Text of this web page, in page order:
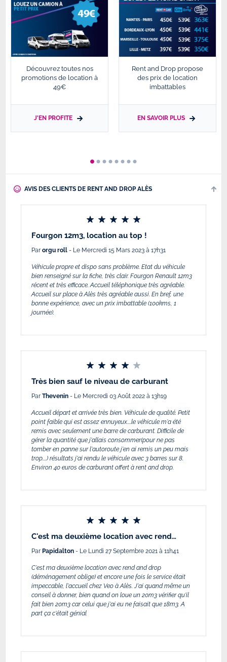
Découvrez toutes nos
promotions de location à
49€
J'EN PROFITE
Rent and Drop propose
des prix de location
imbattables
EN SAVOIR PLUS
AVIS DES CLIENTS DE RENT AND DROP ALÈS
Fourgon 12m3, location au top !
Par orgu roll - Le Mercredi 15 Mars 2023 à 17h31
Véhicule propre et dispo sans problème. Etat du véhicule
bien renseigné sur la fiche, très clair. Fourgon Renault 12m3
récent et très efficace. Accueil téléphonique très agréable.
Accueil sur place à Alès très agréable aussi. En bref, une
bonne expérience, avec un prix imbattable (100kms, 1
journée).
Très bien sauf le niveau de carburant
Par Thevenin - Le Mercredi 03 Août 2022 à 13h19
Accueil départ et arrivée très bien. Véhicule de qualité. Petit
point faible qui est assez ennuyeux....le véhicule m'a été
remis avec seulement une barre de carburant. Difficile de
gérer la quantité que j'allais consommer(pour ne pas
tomber en panne sur l'autoroute j'en ai remis un peu mais
trop....) résultats j'ai rendu le véhicule avec 3 barres sur 8.
Environ 40 euros de carburant offert à rent and drop.
C'est ma deuxième location avec rend…
Par Papidalton - Le Lundi 27 Septembre 2021 à 11h41
C'est ma deuxième location avec rend and drop
(déménagement oblige) et encore une fois le service était
impeccable, l'accueil chez Veo à Alès. J'ai quand même un
conseil à donner, bien quand on loue un 20m3 vérifier qu'il
fait bien 20m3 car celui que j'ai eu ne faisait que 18m3. A
part ça c'était génial